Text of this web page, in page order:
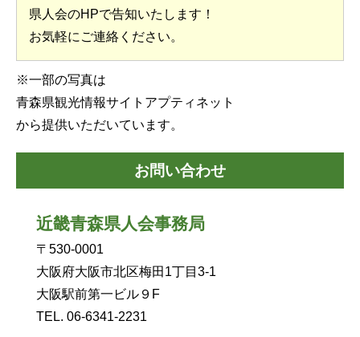
県人会のHPで告知いたします！
お気軽にご連絡ください。
※一部の写真は
青森県観光情報サイトアプティネット
から提供いただいています。
お問い合わせ
近畿青森県人会事務局
〒530-0001
大阪府大阪市北区梅田1丁目3-1
大阪駅前第一ビル９F
TEL. 06-6341-2231